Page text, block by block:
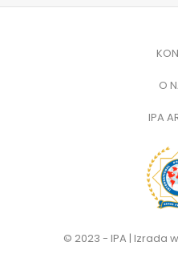
O
IPA
© 2023 - IPA | Izrada